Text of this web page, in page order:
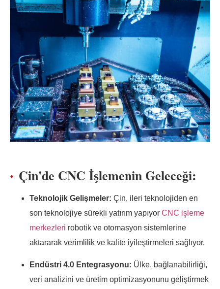
Çin'de CNC İşlemenin Geleceği:
Teknolojik Gelişmeler: Çin, ileri teknolojiden en
son teknolojiye sürekli yatırım yapıyor CNC işleme
merkezleri robotik ve otomasyon sistemlerine
aktararak verimlilik ve kalite iyileştirmeleri sağlıyor.
Endüstri 4.0 Entegrasyonu: Ülke, bağlanabilirliği,
veri analizini ve üretim optimizasyonunu geliştirmek